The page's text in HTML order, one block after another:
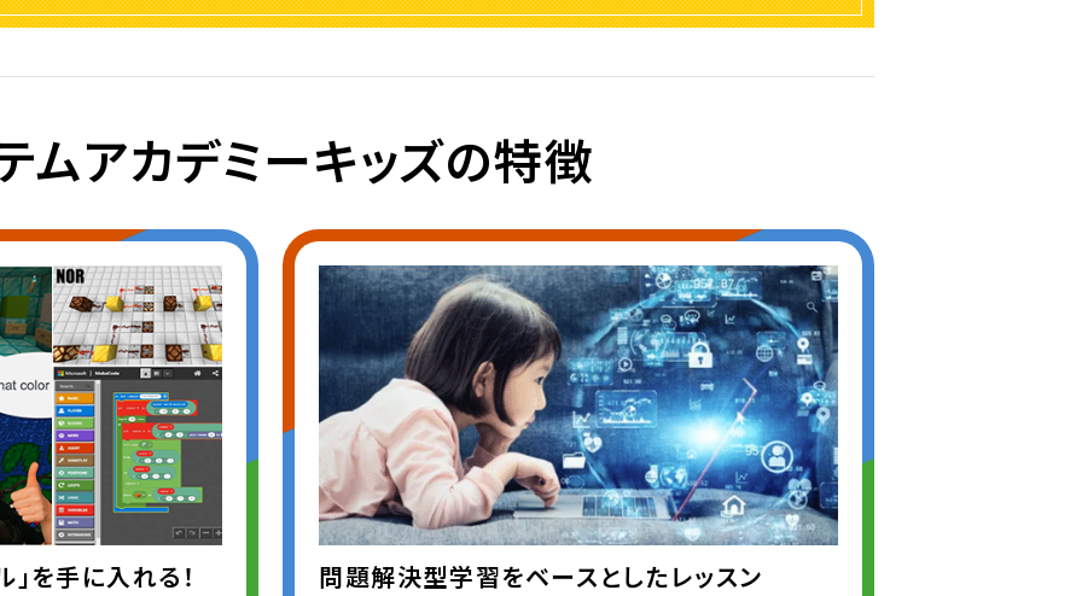
ムアカデミーキッズの特徴
を手に入れる！ 問題解決型学習をベースとしたレッスン